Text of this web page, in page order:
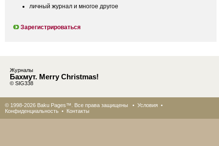
личный журнал и многое другое
Зарегистрироваться
Журналы
Бахмут. Merry Christmas!
© SIG338
© 1998-2026 Baku Pages™. Все права защищены • Условия •
Конфиденциальность • Контакты